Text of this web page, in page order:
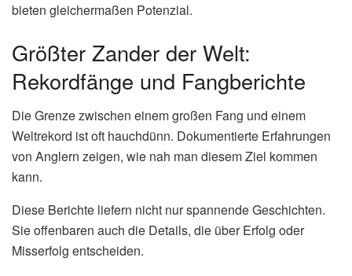
bieten gleichermaßen Potenzial.
Größter Zander der Welt:
Rekordfänge und Fangberichte
Die Grenze zwischen einem großen Fang und einem
Weltrekord ist oft hauchdünn. Dokumentierte Erfahrungen
von Anglern zeigen, wie nah man diesem Ziel kommen
kann.
Diese Berichte liefern nicht nur spannende Geschichten.
Sie offenbaren auch die Details, die über Erfolg oder
Misserfolg entscheiden.